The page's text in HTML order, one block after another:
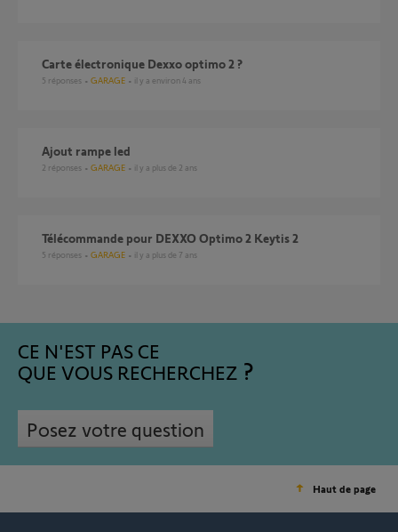
Carte électronique Dexxo optimo 2 ?
5 réponses GARAGE il y a environ 4 ans
ajout rampe led
2 réponses GARAGE il y a plus de 2 ans
Télécommande pour DEXXO Optimo 2 Keytis 2
5 réponses GARAGE il y a plus de 7 ans
CE N'EST PAS CE
QUE VOUS RECHERCHEZ
Posez votre question
Haut de page